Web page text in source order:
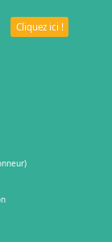
Cliquez ici !